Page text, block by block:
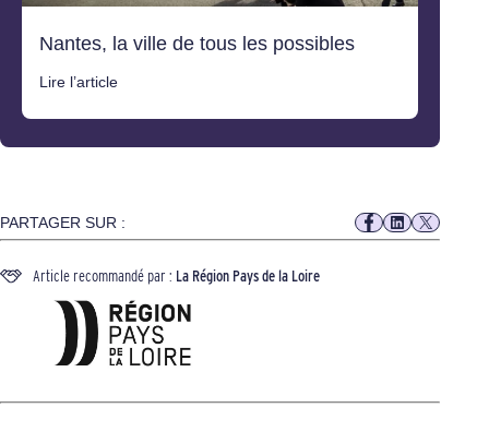
Nantes, la ville de tous les possibles
Lire l’article
PARTAGER SUR :
Article recommandé par : La Région Pays de la Loire